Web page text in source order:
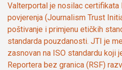
Valterportal je nosilac
povjerenja (Journalism Trust
poštivanje i primjenu etičkih
standarda pouzdanosti. JTI je
zasnovan na ISO standardu koji
Reportera bez granica (RSF)